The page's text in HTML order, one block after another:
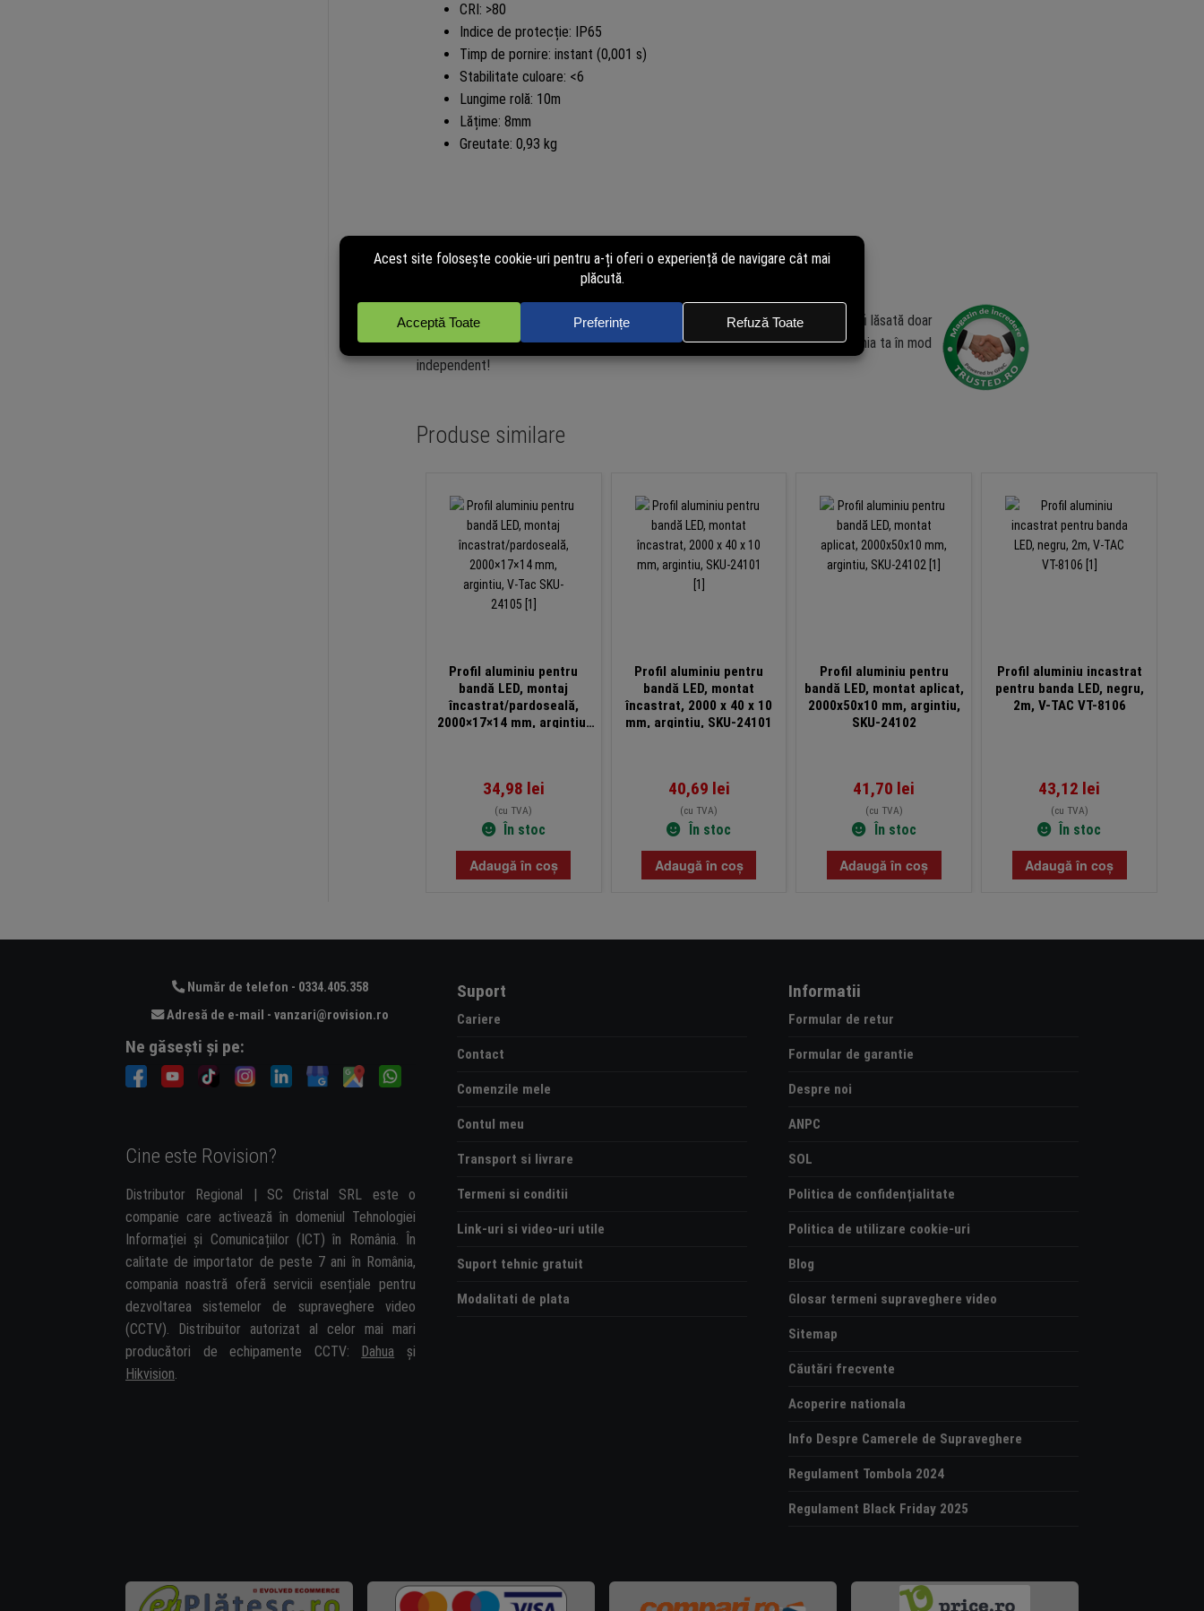
CRI: >80
Indice de protecție: IP65
Timp de pornire: instant (0,001 s)
Stabilitate culoare: <6
Lungime rolă: 10m
Lățime: 8mm
Greutate: 0,93 kg
Recenzii verificate
Nu avem încă opinii de la clienți verificați pentru acest produs. Recenzia poate fi lăsată doar
de cei care au cumpărat pe site. Cumpără și tu acum pentru a putea publica opinia ta în mod
independent!
Produse similare
Profil aluminiu pentru
bandă LED, montaj
încastrat/pardoseală,
2000×17×14 mm, argintiu,
34,98 lei
(cu TVA)
În stoc
Adaugă în coș
Profil aluminiu pentru
bandă LED, montat
încastrat, 2000 x 40 x 10
mm, argintiu, SKU-24101
40,69 lei
(cu TVA)
În stoc
Adaugă în coș
Profil aluminiu pentru
bandă LED, montat aplicat,
2000x50x10 mm, argintiu,
SKU-24102
41,70 lei
(cu TVA)
În stoc
Adaugă în coș
Profil aluminiu incastrat
pentru banda LED, negru,
2m, V-TAC VT-8106
43,12 lei
(cu TVA)
În stoc
Adaugă în coș
Număr de telefon - 0334.405.358
Adresă de e-mail - vanzari@rovision.ro
Ne găsești și pe:
Cine este Rovision?
Distributor Regional | SC Cristal SRL este o
companie care activează în domeniul Tehnologiei
Informației și Comunicațiilor (ICT) în România. În
calitate de importator de peste 7 ani în România,
compania noastră oferă servicii esențiale pentru
dezvoltarea sistemelor de supraveghere video
(CCTV). Distribuitor autorizat al celor mai mari
producători de echipamente CCTV:
Dahua și
Hikvision.
Suport
Cariere
Contact
Comenzile mele
Contul meu
Transport si livrare
Termeni si conditii
Link-uri si video-uri utile
Suport tehnic gratuit
Modalitati de plata
Informatii
Formular de retur
Formular de garantie
Despre noi
ANPC
SOL
Politica de confidențialitate
Politica de utilizare cookie-uri
Blog
Glosar termeni supraveghere video
Sitemap
Căutări frecvente
Acoperire nationala
Info Despre Camerele de Supraveghere
Regulament Tombola 2024
Regulament Black Friday 2025